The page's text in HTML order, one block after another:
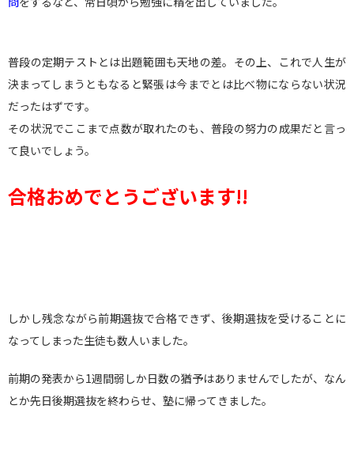
普段の定期テストとは出題範囲も天地の差。その上、これで人生が
決まってしまうともなると緊張は今までとは比べ物にならない状況
だったはずです。
その状況でここまで点数が取れたのも、普段の努力の成果だと言っ
て良いでしょう。
合格おめでとうございます!!
しかし残念ながら前期選抜で合格できず、後期選抜を受けることに
なってしまった生徒も数人いました。
前期の発表から1週間弱しか日数の猶予はありませんでしたが、なん
とか先日後期選抜を終わらせ、塾に帰ってきました。